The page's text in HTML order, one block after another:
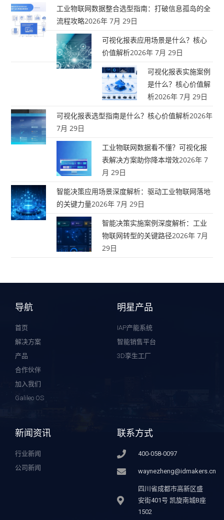
工业物联网数据整合选型指南：打破信息孤岛的全
流程攻略2026年 7月 29日
可视化报表应用场景是什么？核心
价值解析2026年 7月 29日
可视化报表实施案例
是什么？核心价值解
析2026年 7月 29日
可视化报表选型指南是什么？核心价值解析2026年
7月 29日
工业物联网数据看不懂？可视化报
表解决方案助你降本增效2026年 7
月 29日
智能决策应用场景深度解析：驱动工业物联网落地
的关键力量2026年 7月 29日
智能决策实施案例深度解析：工业
物联网转型的关键路径2026年 7月
29日
导航
首页
解决方案
产品
合作伙伴
加入我们
Galileo OS
明星产品
IAP产能系统
智能销售平台
3D孪生工厂
新闻资讯
行业新闻
公司新闻
联系方式
400-058-0097
waynezheng@idmakers.cn
四川省成都市高新区盛
安街401号 凯旋南城B座
1502